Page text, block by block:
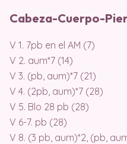
Cabeza-Cuerpo-
V 1. 7pb en el AM (7)
V 2. aum*7 (14)
V 3. (pb, aum)*7 (21)
V 4. (2pb, aum)*7 (28)
V 5. Blo 28 pb (28)
V 6-7. pb (28)
V 8. (3 pb, aum)*2, (pb,